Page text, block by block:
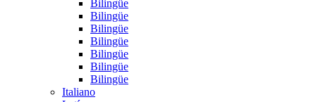
Bilingüe
Bilingüe
Bilingüe
Bilingüe
Bilingüe
Bilingüe
Bilingüe
Italiano